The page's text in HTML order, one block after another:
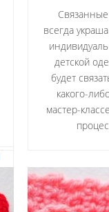
всегда
детской
будет
какого-
мастер-